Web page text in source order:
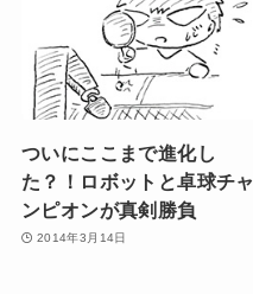
ついにここまで進化し
た？！ロボットと卓球チャ
ンピオンが真剣勝負
2014年3月14日